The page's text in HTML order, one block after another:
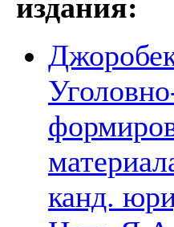
издания:
канд.